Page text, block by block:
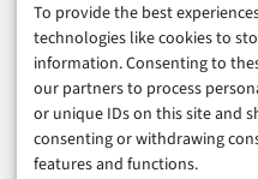
To provide the best
technologies like cookies to
information. Consenting to
our partners to process
or unique IDs on this site and
consenting or withdrawing
features and functions.
Business & Karriere
Sicherheit & Recht
Digitalisierung
Marketing
Magazin